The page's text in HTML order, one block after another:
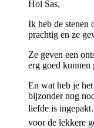
Hoi Sas,
Ik heb de stenen
prachtig en ze
Ze geven een
erg goed
En wat heb je
bijzonder nog
liefde is
voor de lekkere